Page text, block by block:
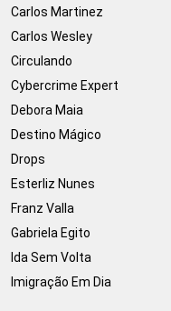
Carlos Martinez
Carlos Wesley
Circulando
Cybercrime Expert
Debora Maia
Destino Mágico
Drops
Esterliz Nunes
Franz Valla
Gabriela Egito
Ida Sem Volta
Imigração Em Dia